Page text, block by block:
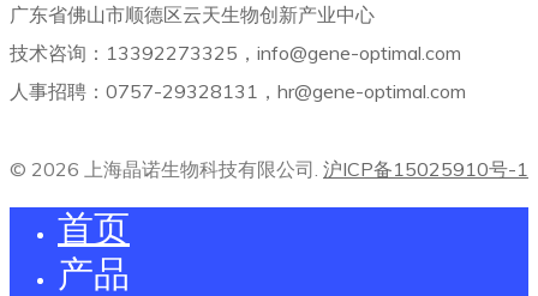
广东省佛山市顺德区云天生物创新产业中心
技术咨询：13392273325，info@gene-optimal.com
人事招聘：0757-29328131，hr@gene-optimal.com
© 2026 上海晶诺生物科技有限公司. 沪ICP备15025910号-1
首页
产品